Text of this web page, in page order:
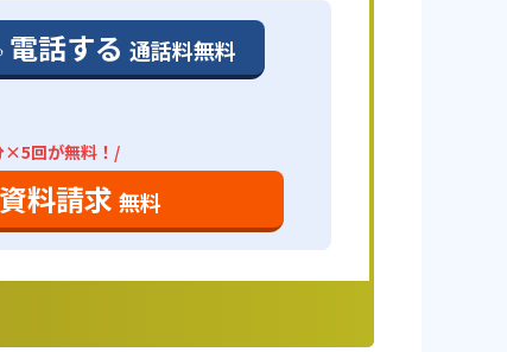
電話する 通話料無料
×5回が無料！/
料請求 無料